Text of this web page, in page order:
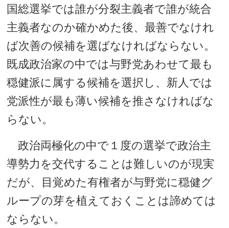
国総選挙では誰が分裂主義者で誰が統合
主義者なのか確かめた後、最善でなけれ
ば次善の候補を選ばなければならない。
既成政治家の中では与野党あわせて最も
穏健派に属する候補を選択し、新人では
党派性が最も薄い候補を推さなければな
らない。
政治両極化の中で１度の選挙で政治主
導勢力を交代することは難しいのが現実
だが、目覚めた有権者が与野党に穏健グ
ループの芽を植えておくことは諦めては
ならない。